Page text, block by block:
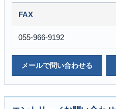
FAX
055-966-9192
メールで問い合わせる